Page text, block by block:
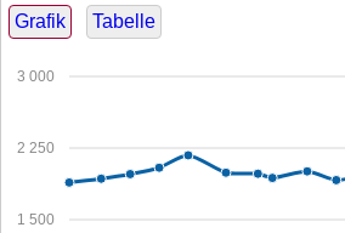
Grafik Tabelle
1 500
2 250
3 000